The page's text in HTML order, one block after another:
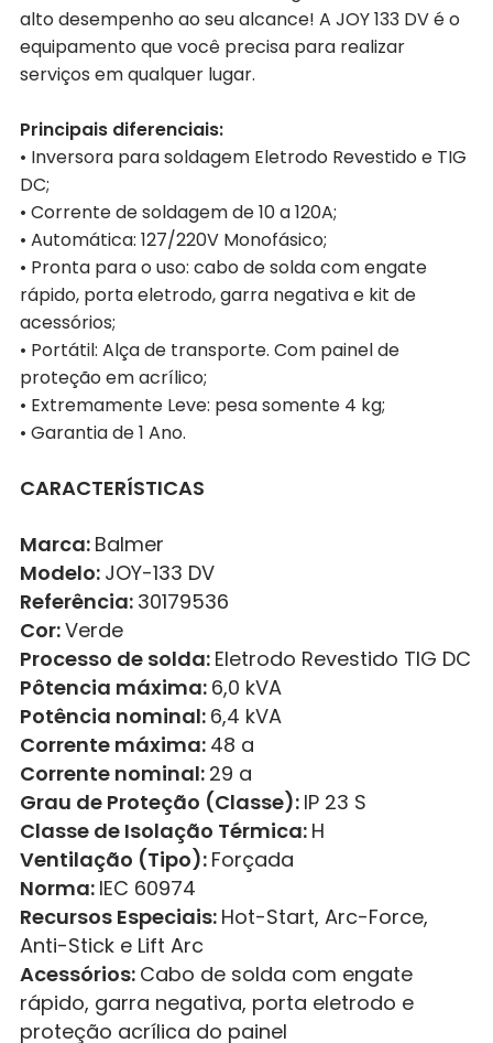
alto desempenho ao seu alcance! A JOY 133 DV é o
equipamento que você precisa para realizar
serviços em qualquer lugar.
Principais diferenciais:
• Inversora para soldagem Eletrodo Revestido e TIG
DC;
• Corrente de soldagem de 10 a 120A;
• Automática: 127/220V Monofásico;
• Pronta para o uso: cabo de solda com engate
rápido, porta eletrodo, garra negativa e kit de
acessórios;
• Portátil: Alça de transporte. Com painel de
proteção em acrílico;
• Extremamente Leve: pesa somente 4 kg;
• Garantia de 1 Ano.
CARACTERÍSTICAS
Marca: Balmer
Modelo: JOY-133 DV
Referência: 30179536
Cor:Verde
Processo de solda: Eletrodo Revestido TIG DC
Pôtencia máxima: 6,0 kVA
Potência nominal: 6,4 kVA
Corrente máxima: 48 a
Corrente nominal: 29 a
Grau de Proteção (Classe): IP 23 S
Classe de Isolação Térmica: H
Ventilação (Tipo): Forçada
Norma: IEC 60974
Recursos Especiais: Hot-Start, Arc-Force,
Anti-Stick e Lift Arc
Acessórios: Cabo de solda com engate
rápido, garra negativa, porta eletrodo e
proteção acrílica do painel